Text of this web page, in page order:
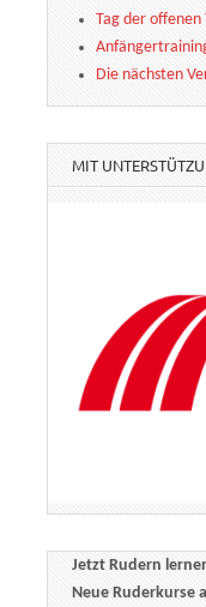
Tag der offenen
Die nächsten
MIT
Jetzt Rudern
Neue Ruderkurse